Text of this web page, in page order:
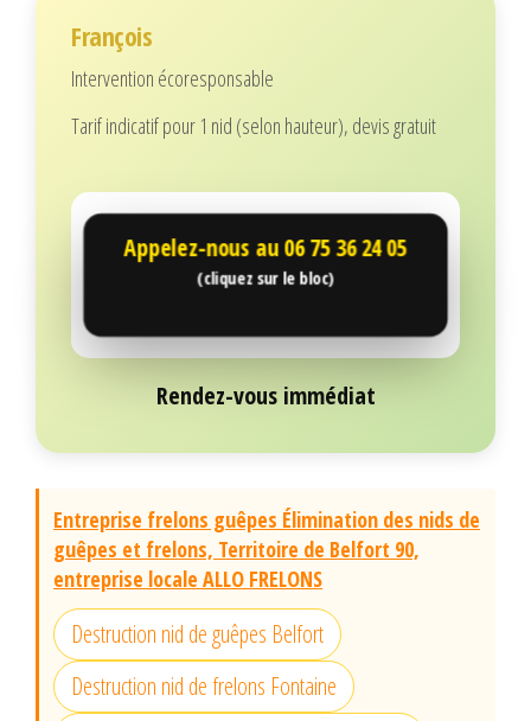
François
Intervention écoresponsable
Tarif indicatif pour 1 nid (selon hauteur), devis gratuit
Appelez-nous au 06 75 36 24 05
(cliquez sur le bloc)
Rendez-vous immédiat
Entreprise frelons guêpes Élimination des nids de
guêpes et frelons, Territoire de Belfort 90,
entreprise locale ALLO FRELONS
Destruction nid de guêpes Belfort
Destruction nid de frelons Fontaine